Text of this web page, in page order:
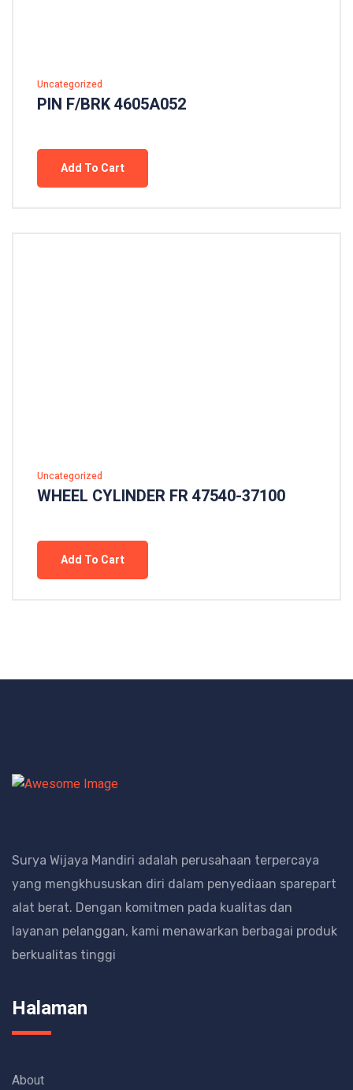
Uncategorized
PIN F/BRK 4605A052
Add To Cart
Uncategorized
WHEEL CYLINDER FR 47540-37100
Add To Cart
Surya Wijaya Mandiri adalah perusahaan terpercaya
yang mengkhususkan diri dalam penyediaan sparepart
alat berat. Dengan komitmen pada kualitas dan
layanan pelanggan, kami menawarkan berbagai produk
berkualitas tinggi
Halaman
About